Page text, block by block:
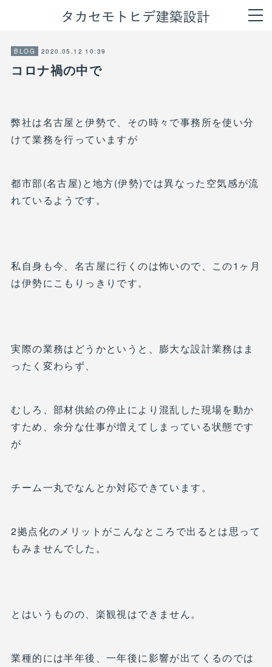
BLOG 2020.05.12 10:39
コロナ禍の中で
弊社は名古屋と伊勢で、その時々で事務所を使い分
けて業務を行っていますが
都市部(名古屋)と地方(伊勢)では異なった空気感が流
れているようです。
私自身も今、名古屋に行くのは怖いので、この1ヶ月
は伊勢にこもりっきりです。
実際の業務はどうかというと、膨大な設計業務はま
ったく変わらず、
むしろ、部材供給の停止により混乱した現場を動か
すため、余分な仕事が増えてしまっている状態です
が
チーム一丸でなんとか対応できています。
2拠点化のメリットがこんなところで出るとは思って
もみませんでした。
とはいうものの、楽観視はできません。
業種的には半年後、一年後に影響が出てくるのでは